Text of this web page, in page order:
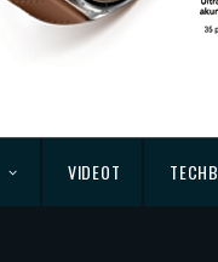
VIDEOT